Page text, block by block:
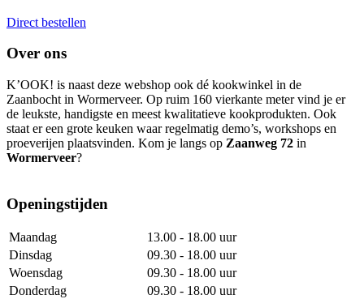
Direct bestellen
Over ons
K’OOK! is naast deze webshop ook dé kookwinkel in de
Zaanbocht in Wormerveer. Op ruim 160 vierkante meter vind je er
de leukste, handigste en meest kwalitatieve kookprodukten. Ook
staat er een grote keuken waar regelmatig demo’s, workshops en
proeverijen plaatsvinden. Kom je langs op Zaanweg 72 in
Wormerveer?
Openingstijden
Maandag
13.00 - 18.00 uur
Dinsdag
09.30 - 18.00 uur
Woensdag
09.30 - 18.00 uur
Donderdag
09.30 - 18.00 uur